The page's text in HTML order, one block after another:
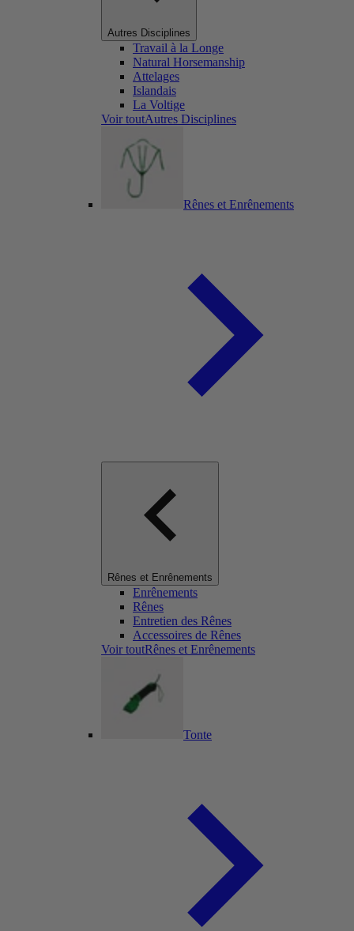
Autres Disciplines
Travail à la Longe
Natural Horsemanship
Attelages
Islandais
La Voltige
Voir toutAutres Disciplines
Rênes et Enrênements
Rênes et Enrênements
Enrênements
Rênes
Entretien des Rênes
Accessoires de Rênes
Voir toutRênes et Enrênements
Tonte